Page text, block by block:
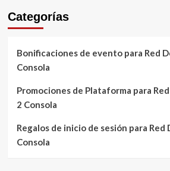
Categorías
Bonificaciones de evento para Red
Consola
Promociones de Plataforma para
2 Consola
Regalos de inicio de sesión para Red
Consola